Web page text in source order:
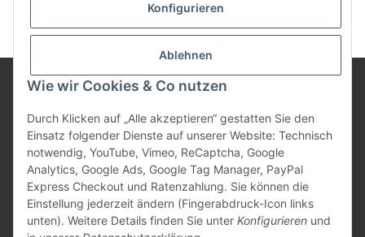
Konfigurieren
Ablehnen
Wie wir Cookies & Co nutzen
Durch Klicken auf „Alle akzeptieren“ gestatten Sie den
Einsatz folgender Dienste auf unserer Website: Technisch
notwendig, YouTube, Vimeo, ReCaptcha, Google
Analytics, Google Ads, Google Tag Manager, PayPal
Express Checkout und Ratenzahlung. Sie können die
Einstellung jederzeit ändern (Fingerabdruck-Icon links
unten). Weitere Details finden Sie unter Konfigurieren und
Informationen
Gesetzliche Informationen
Vertrag widerrufen